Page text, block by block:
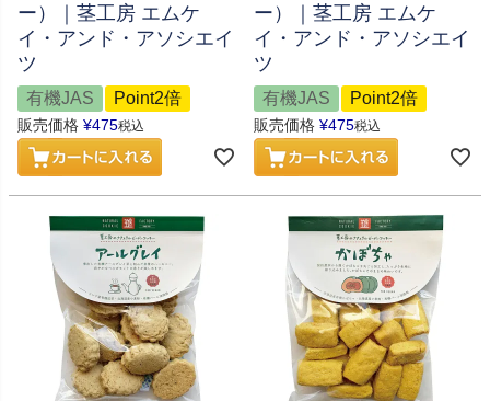
ー）｜茎工房 エムケ
イ・アンド・アソシエイ
ツ
有機JAS Point2倍
販売価格 ¥475税込
ー）｜茎工房 エムケ
イ・アンド・アソシエイ
ツ
有機JAS Point2倍
販売価格 ¥475税込